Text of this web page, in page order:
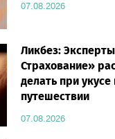
07.08.2026
Ликбез:
Страхование»
делать при
путешествии
07.08.2026